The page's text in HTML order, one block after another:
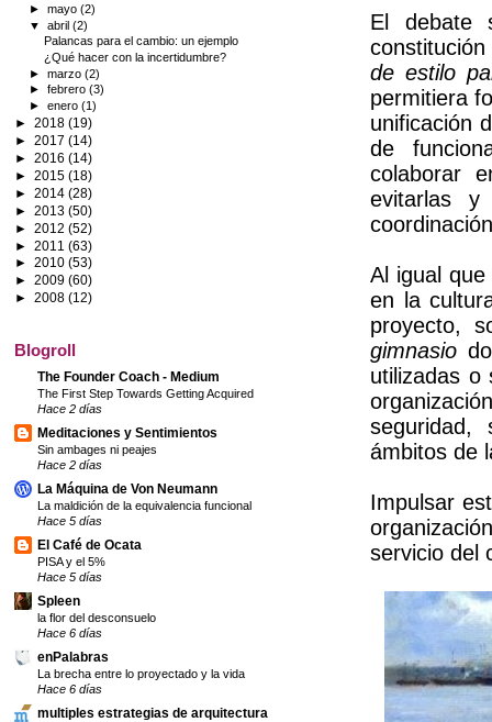
El debate
de estilo
permitiera
unificación
de
colaborar
evitarlas y
Al igual
en la
proyecto,
gimnasio
utilizadas o
seguridad,
ámbitos de
Impulsar
servicio del
►mayo(2)
▼abril(2)
Palancas para el cambio: un ejemplo
¿Qué hacer con la incertidumbre?
►marzo(2)
►febrero(3)
►enero(1)
► 2018 (19)
► 2017 (14)
► 2016 (14)
► 2015 (18)
► 2014 (28)
► 2013 (50)
► 2012 (52)
► 2011 (63)
► 2010 (53)
► 2009 (60)
► 2008 (12)
Blogroll
The Founder Coach - Medium
The First Step Towards Getting Acquired
Hace 2 días
Meditaciones y Sentimientos
Sin ambages ni peajes
Hace 2 días
La Máquina de Von Neumann
La maldición de la equivalencia funcional
Hace 5 días
El Café de Ocata
PISA y el 5%
Hace 5 días
Spleen
la flor del desconsuelo
Hace 6 días
enPalabras
La brecha entre lo proyectado y la vida
Hace 6 días
multiples estrategias de arquitectura